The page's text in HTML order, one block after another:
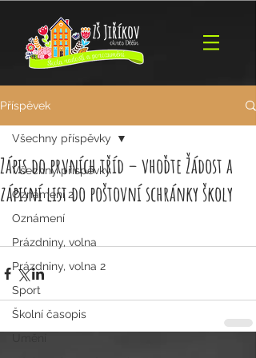
Příspěvek
Všechny příspěvky
Oznámení 2
Oznámení
Prázdniny, volna
Prázdniny, volna 2
Sport
Školní časopis
Všechny příspěvky
Zápis do prvních tříd – vhoďte Žádost a
zápisní list do poštovní schránky školy